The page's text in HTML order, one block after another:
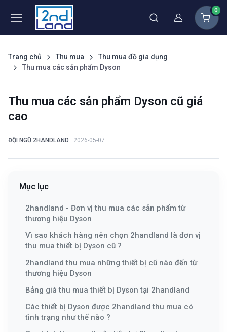
Thành viên
0
Trang chủ Thu mua
Thu mua đồ gia dụng
Thu mua các sản phẩm Dyson
Thu mua các sản phẩm Dyson cũ giá
cao
ĐỘI NGŨ 2HANDLAND 2026-05-07
Mục lục
2handland - Đơn vị thu mua các sản phẩm từ
thương hiệu Dyson
Vì sao khách hàng nên chọn 2handland là đơn vị
thu mua thiết bị Dyson cũ ?
2handland thu mua những thiết bị cũ nào đến từ
thương hiệu Dyson
Bảng giá thu mua thiết bị Dyson tại 2handland
Các thiết bị Dyson được 2handland thu mua có
tình trạng như thế nào ?